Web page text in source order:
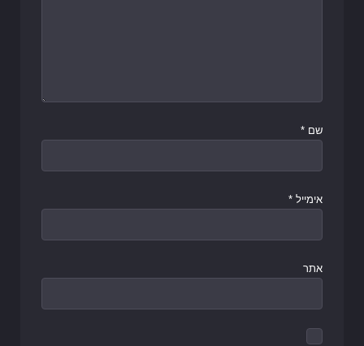
שם *
אימייל *
אתר